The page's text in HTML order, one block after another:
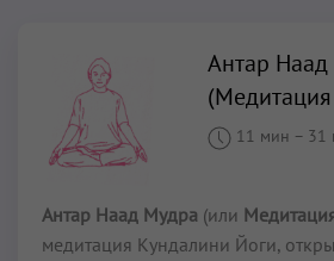
Антар
11 мин – 31
Антар Наад Мудра (или
медитация Кундалини Йоги,